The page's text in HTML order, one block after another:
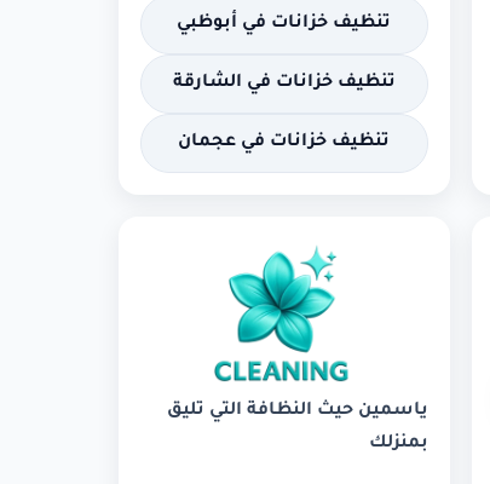
تنظيف خزانات في أبوظبي
تنظيف خزانات في الشارقة
تنظيف خزانات في عجمان
ياسمين حيث النظافة التي تليق
بمنزلك